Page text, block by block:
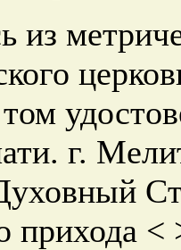
из
г.
прихода <